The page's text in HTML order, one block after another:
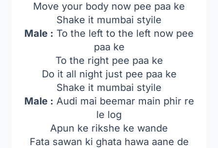
Move your body now pee paa ke
Shake it mumbai styile
Male : To the left to the left now pee
paa ke
To the right pee paa ke
Do it all night just pee paa ke
Shake it mumbai styile
Male : Audi mai beemar main phir re
le log
Apun ke rikshe ke wande
Fata sawan ki ghata hawa aane de